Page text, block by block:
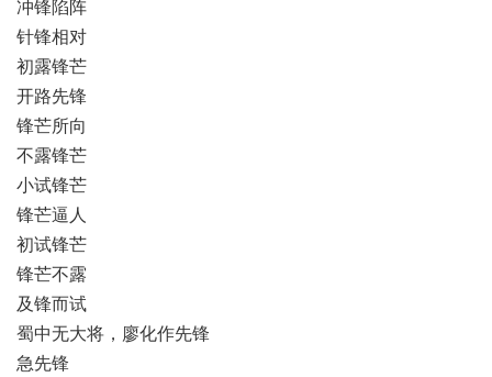
冲锋陷阵
针锋相对
初露锋芒
开路先锋
锋芒所向
不露锋芒
小试锋芒
锋芒逼人
初试锋芒
锋芒不露
及锋而试
蜀中无大将，廖化作先锋
急先锋